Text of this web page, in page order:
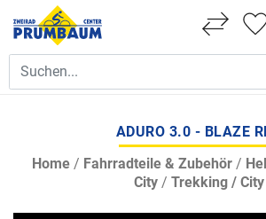
ADURO 3.0 - BLAZE
Home/ Fahrradteile & Zubehör/
City/ Trekking / City